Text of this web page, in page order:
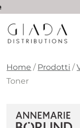
Salta
contenuto
L'estate è
Home / Prodotti /
Toner